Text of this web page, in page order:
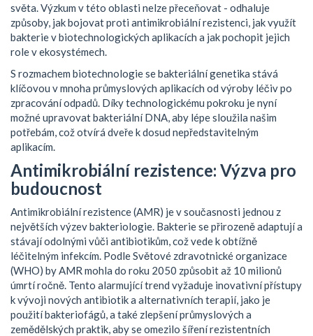
světa. Výzkum v této oblasti nelze přeceňovat - odhaluje
způsoby, jak bojovat proti antimikrobiální rezistenci, jak využít
bakterie v biotechnologických aplikacích a jak pochopit jejich
role v ekosystémech.
S rozmachem biotechnologie se bakteriální genetika stává
klíčovou v mnoha průmyslových aplikacích od výroby léčiv po
zpracování odpadů. Díky technologickému pokroku je nyní
možné upravovat bakteriální DNA, aby lépe sloužila našim
potřebám, což otvírá dveře k dosud nepředstavitelným
aplikacím.
Antimikrobiální rezistence: Výzva pro
budoucnost
Antimikrobiální rezistence (AMR) je v současnosti jednou z
největších výzev bakteriologie. Bakterie se přirozeně adaptují a
stávají odolnými vůči antibiotikům, což vede k obtížně
léčitelným infekcím. Podle Světové zdravotnické organizace
(WHO) by AMR mohla do roku 2050 způsobit až 10 milionů
úmrtí ročně. Tento alarmující trend vyžaduje inovativní přístupy
k vývoji nových antibiotik a alternativních terapií, jako je
použití bakteriofágů, a také zlepšení průmyslových a
zemědělských praktik, aby se omezilo šíření rezistentních